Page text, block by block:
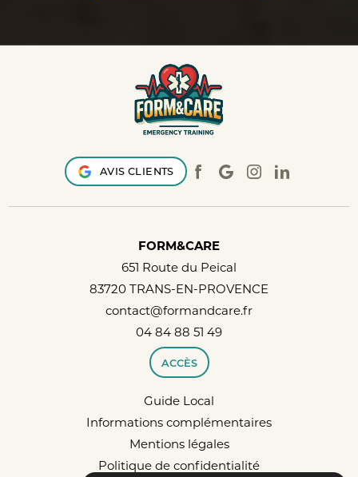
AVIS CLIENTS
FORM&CARE
651 Route du Peical
83720 TRANS-EN-PROVENCE
contact@formandcare.fr
04 84 88 51 49
ACCÈS
Guide Local
Informations complémentaires
Mentions légales
Politique de confidentialité